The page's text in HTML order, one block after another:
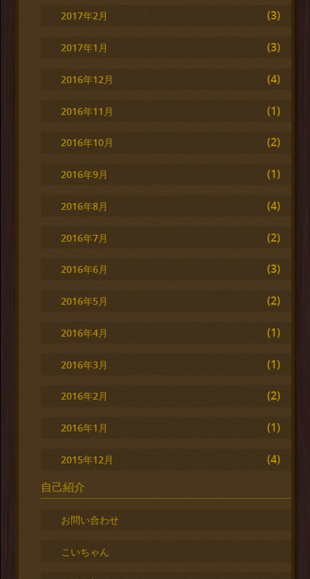
2017年2月 (3)
2017年1月 (3)
2016年12月 (4)
2016年11月 (1)
2016年10月 (2)
2016年9月 (1)
2016年8月 (4)
2016年7月 (2)
2016年6月 (3)
2016年5月 (2)
2016年4月 (1)
2016年3月 (1)
2016年2月 (2)
2016年1月 (1)
2015年12月
(4)
自己紹介
お問い合わせ
こいちゃん